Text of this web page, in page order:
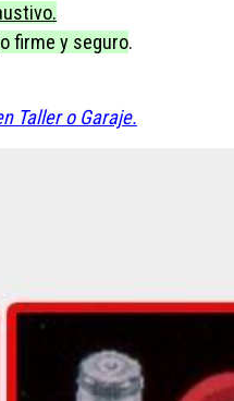
firme y seguro.
Taller o Garaje.